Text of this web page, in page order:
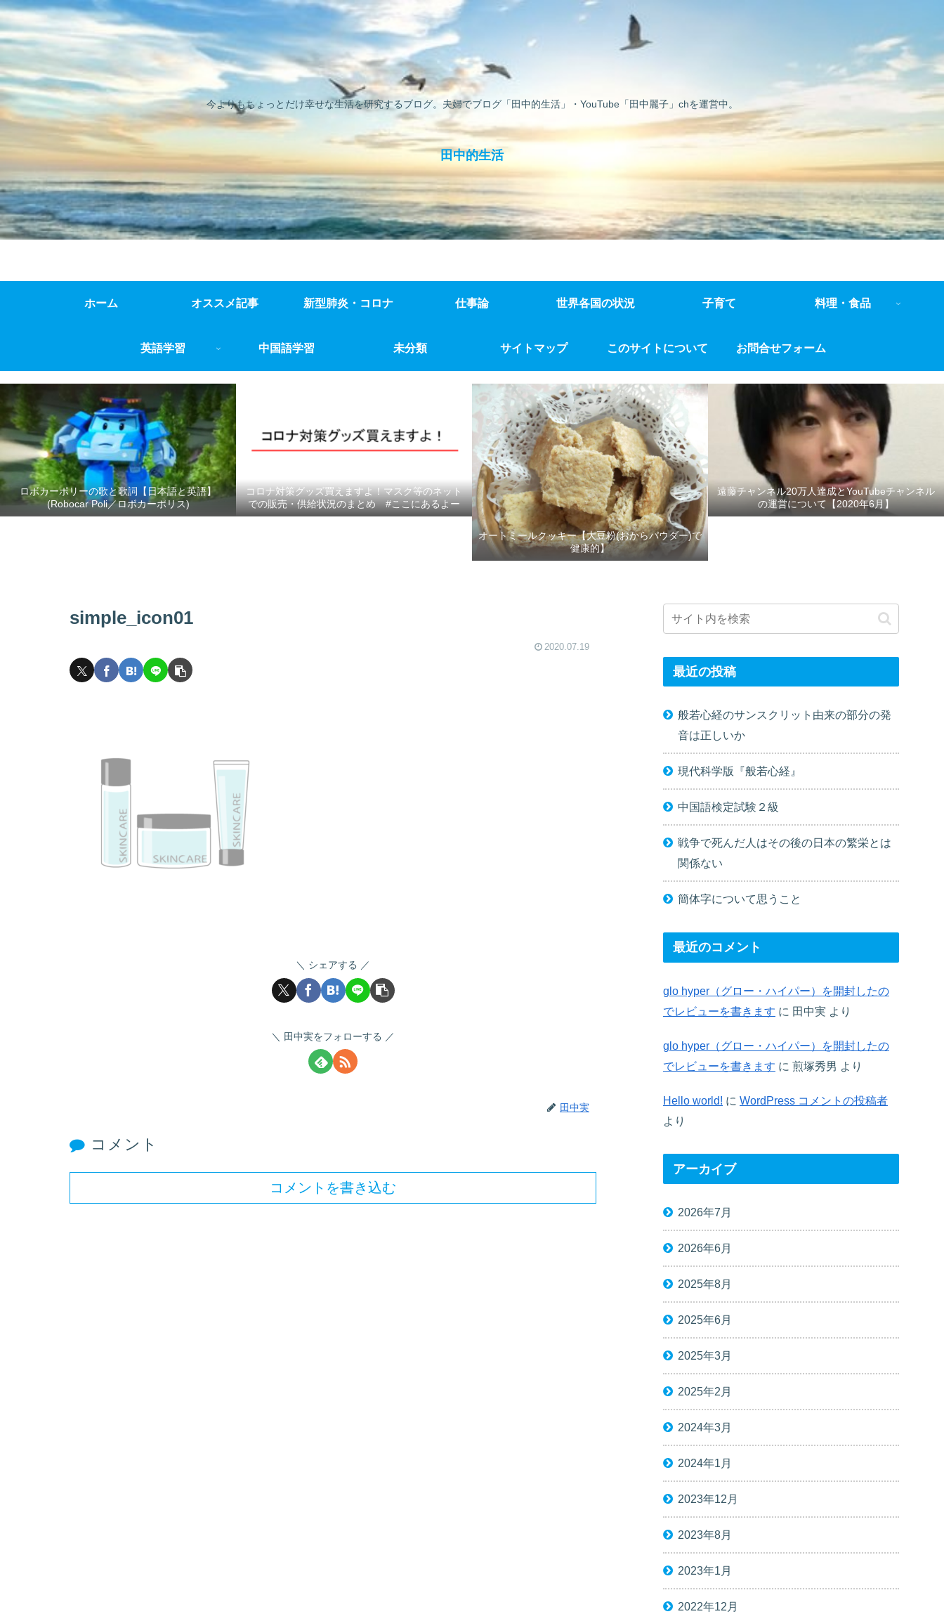
今よりもちょっとだけ幸せな生活を研究するブログ。夫婦でブログ「田中的生活」・YouTube「田中麗子」chを運営中。
田中的生活
ホーム オススメ記事 新型肺炎・コロナ 仕事論 世界各国の状況 子育て 料理・食品
英語学習 中国語学習 未分類 サイトマップ このサイトについて お問合せフォーム
ロボカーポリーの歌と歌詞【日本語と英語】
(Robocar Poli／ロボカーポリス)
コロナ対策グッズ買えますよ！マスク等のネット
での販売・供給状況のまとめ #ここにあるよー
オートミールクッキー【大豆粉(おからパウダー)で
健康的】
遠藤チャンネル20万人達成とYouTubeチャンネル
の運営について【2020年6月】
simple_icon01
2020.07.19
シェアする
田中実をフォローする
田中実
コメント
コメントを書き込む
最近の投稿
般若心経のサンスクリット由来の部分の発
音は正しいか
現代科学版『般若心経』
中国語検定試験２級
戦争で死んだ人はその後の日本の繁栄とは
関係ない
簡体字について思うこと
最近のコメント
glo hyper（グロー・ハイパー）を開封したの
でレビューを書きます に 田中実 より
glo hyper（グロー・ハイパー）を開封したの
でレビューを書きます に 煎塚秀男 より
Hello world! に WordPress コメントの投稿者
より
アーカイブ
2026年7月
2026年6月
2025年8月
2025年6月
2025年3月
2025年2月
2024年3月
2024年1月
2023年12月
2023年8月
2023年1月
2022年12月